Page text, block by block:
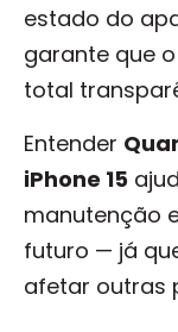
estado do
garante que
total
Entender
iPhone 15
manutenção
futuro — já
afetar outras